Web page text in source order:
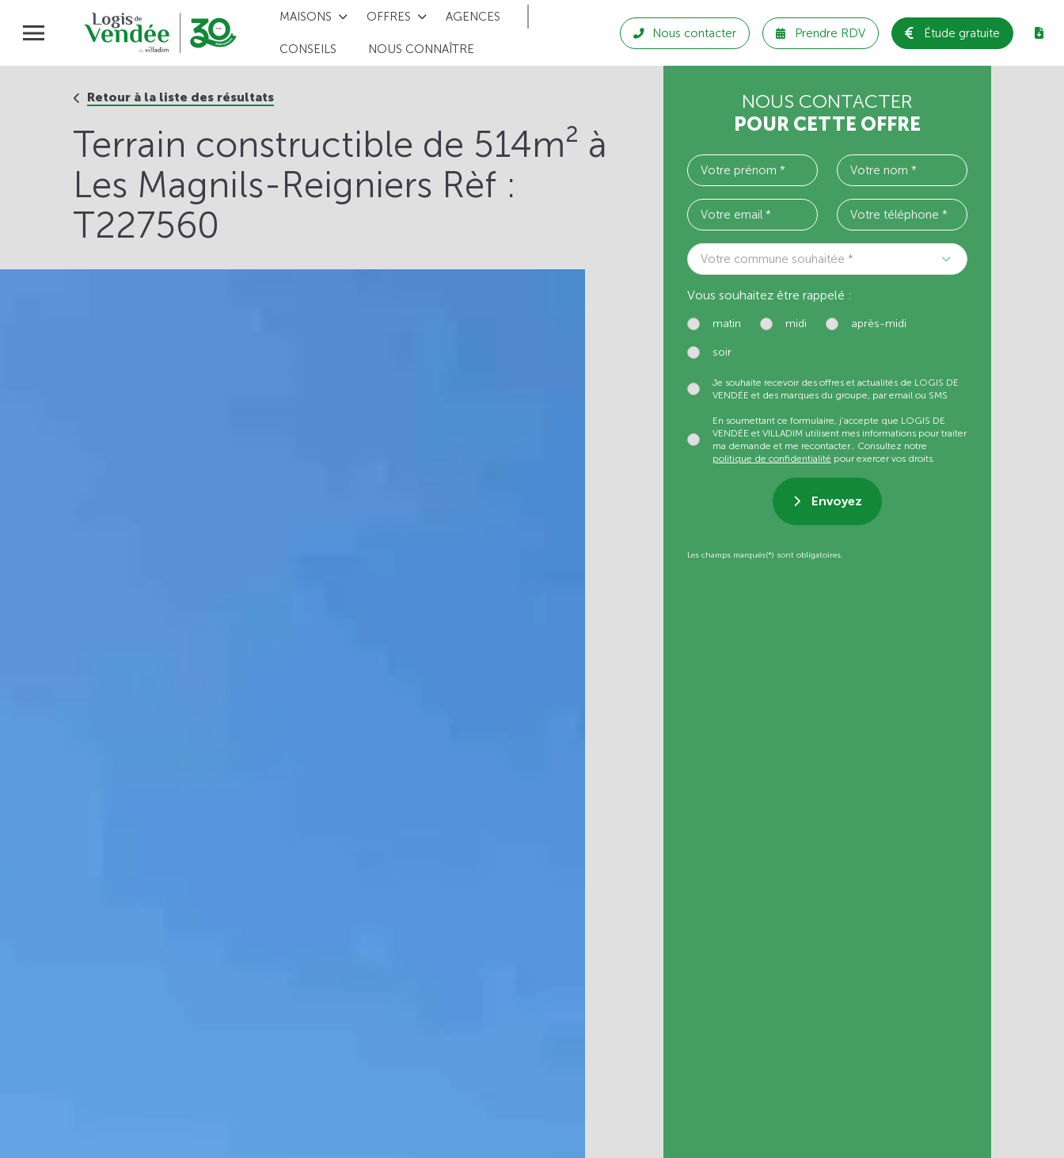
MAISONS OFFRES AGENCES
CONSEILS NOUS CONNAÎTRE
Nous contacter Prendre RDV Étude gratuite
Retour à la liste des résultats
Terrain constructible de 514m² à
Les Magnils-Reigniers Rèf :
T227560
NOUS CONTACTER
POUR CETTE OFFRE
Votre commune souhaitée *
Vous souhaitez être rappelé :
matin midi après-midi
soir
Je souhaite recevoir des offres et actualités de LOGIS DE
VENDÉE et des marques du groupe, par email ou SMS
En soumettant ce formulaire, j’accepte que LOGIS DE
VENDÉE et VILLADIM utilisent mes informations pour traiter
ma demande et me recontacter.. Consultez notre
politique de confidentialité pour exercer vos droits.
Envoyez
Les champs marqués(*) sont obligatoires.